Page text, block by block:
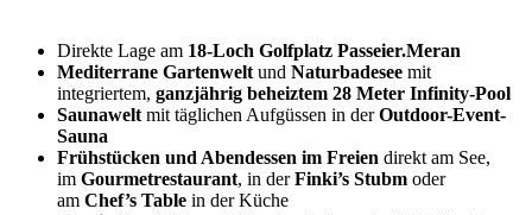
Direkte Lage am 18-Loch Golfplatz Passeier.Meran
Mediterrane Gartenwelt und Naturbadesee mit
integriertem, ganzjährig beheiztem 28 Meter Infinity-Pool
Saunawelt mit täglichen Aufgüssen in derOutdoor-Event-
Sauna
Frühstücken und Abendessen im Freien direkt am See,
im Gourmetrestaurant, in derFinki’s Stubm oder
am Chef’s Table in der Küche